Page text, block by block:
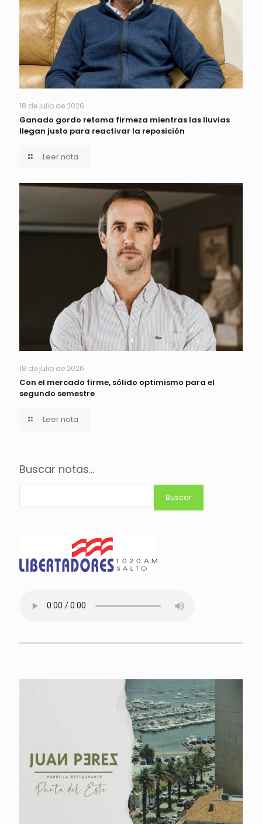
18 de julio de 2026
Ganado gordo retoma firmeza mientras las lluvias
llegan justo para reactivar la reposición
Leer nota
18 de julio de 2026
Con el mercado firme, sólido optimismo para el
segundo semestre
Leer nota
Buscar notas...
Buscar